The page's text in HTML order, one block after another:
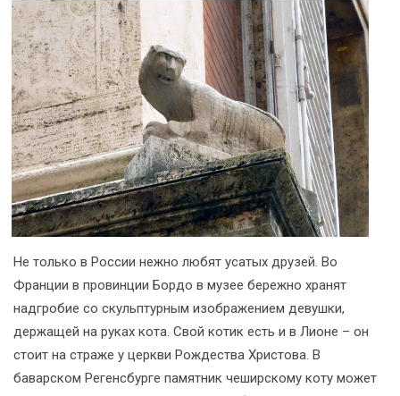
Не только в России нежно любят усатых друзей. Во
Франции в провинции Бордо в музее бережно хранят
надгробие со скульптурным изображением девушки,
держащей на руках кота. Свой котик есть и в Лионе – он
стоит на страже у церкви Рождества Христова. В
баварском Регенсбурге памятник чеширскому коту может